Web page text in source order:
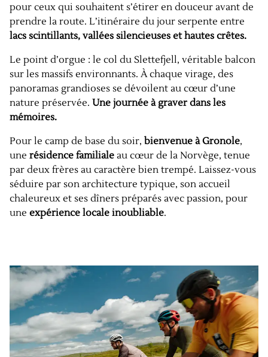
pour ceux qui souhaitent s’étirer en douceur avant de
prendre la route. L’itinéraire du jour serpente entre
lacs scintillants, vallées silencieuses et hautes crêtes.
Le point d’orgue : le col du Slettefjell, véritable balcon
sur les massifs environnants. À chaque virage, des
panoramas grandioses se dévoilent au cœur d’une
nature préservée. Une journée à graver dans les
mémoires.
Pour le camp de base du soir, bienvenue à Gronole,
une résidence familiale au cœur de la Norvège, tenue
par deux frères au caractère bien trempé. Laissez-vous
séduire par son architecture typique, son accueil
chaleureux et ses dîners préparés avec passion, pour
une expérience locale inoubliable.